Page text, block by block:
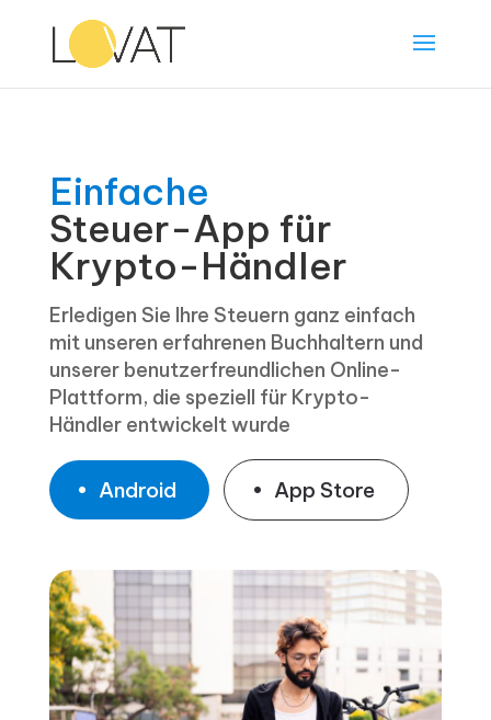
Einfache
Steuer-App für
Krypto-Händler
Erledigen Sie Ihre Steuern ganz einfach
mit unseren erfahrenen Buchhaltern und
unserer benutzerfreundlichen Online-
Plattform, die speziell für Krypto-
Händler entwickelt wurde
Android App Store